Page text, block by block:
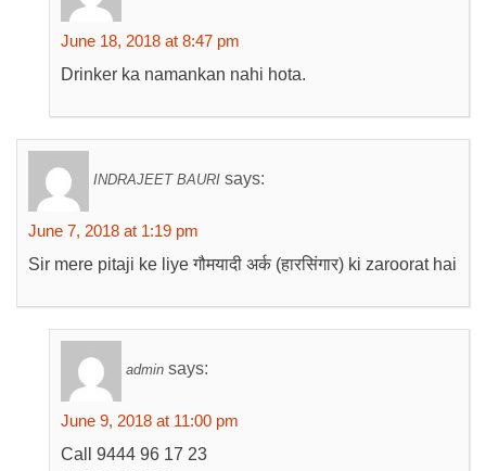
June 18, 2018 at 8:47 pm
Drinker ka namankan nahi hota.
INDRAJEET BAURI says:
June 7, 2018 at 1:19 pm
Sir mere pitaji ke liye गौमयादी अर्क (हारसिंगार) ki zaroorat hai
admin says:
June 9, 2018 at 11:00 pm
Call 9444 96 17 23